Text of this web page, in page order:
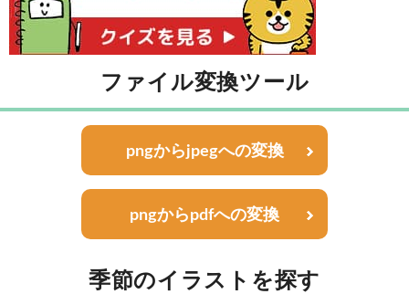
ファイル変換ツール
pngからjpegへの変換
pngからpdfへの変換
季節のイラストを探す